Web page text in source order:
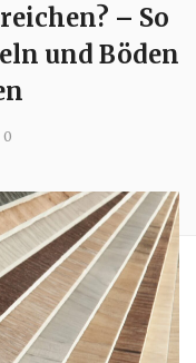
– So
und Böden
0